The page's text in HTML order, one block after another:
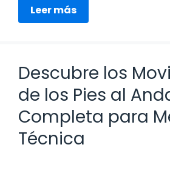
Leer más
Descubre los
de los Pies al
Completa para
Técnica